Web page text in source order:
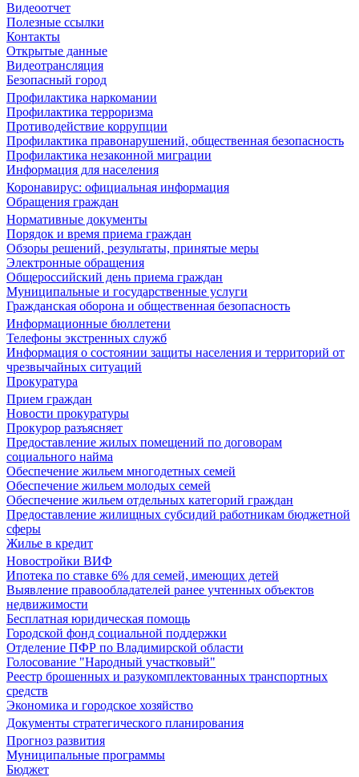
Видеоотчет
Полезные ссылки
Контакты
Открытые данные
Видеотрансляция
Безопасный город
Профилактика наркомании
Профилактика терроризма
Противодействие коррупции
Профилактика правонарушений, общественная безопасность
Профилактика незаконной миграции
Информация для населения
Коронавирус: официальная информация
Обращения граждан
Нормативные документы
Порядок и время приема граждан
Обзоры решений, результаты, принятые меры
Электронные обращения
Общероссийский день приема граждан
Муниципальные и государственные услуги
Гражданская оборона и общественная безопасность
Информационные бюллетени
Телефоны экстренных служб
Информация о состоянии защиты населения и территорий от
чрезвычайных ситуаций
Прокуратура
Прием граждан
Новости прокуратуры
Прокурор разъясняет
Предоставление жилых помещений по договорам
социального найма
Обеспечение жильем многодетных семей
Обеспечение жильем молодых семей
Обеспечение жильем отдельных категорий граждан
Предоставление жилищных субсидий работникам бюджетной
сферы
Жилье в кредит
Новостройки ВИФ
Ипотека по ставке 6% для семей, имеющих детей
Выявление правообладателей ранее учтенных объектов
недвижимости
Бесплатная юридическая помощь
Городской фонд социальной поддержки
Отделение ПФР по Владимирской области
Голосование "Народный участковый"
Реестр брошенных и разукомплектованных транспортных
средств
Экономика и городское хозяйство
Документы стратегического планирования
Прогноз развития
Муниципальные программы
Бюджет